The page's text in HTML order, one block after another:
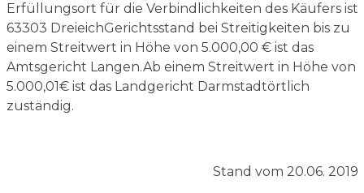
Erfüllungsort für die Verbindlichkeiten des Käufers ist
63303 DreieichGerichtsstand bei Streitigkeiten bis zu
einem Streitwert in Höhe von 5.000,00 € ist das
Amtsgericht Langen.Ab einem Streitwert in Höhe von
5.000,01€ ist das Landgericht Darmstadtörtlich
zuständig.
Stand vom 20.06. 2019